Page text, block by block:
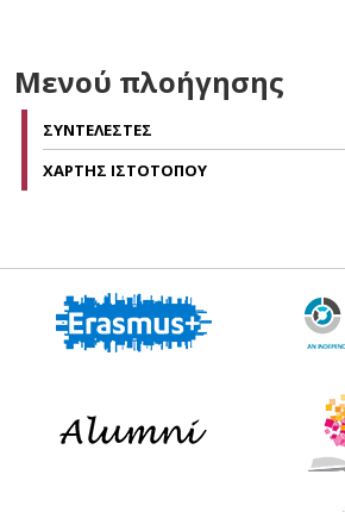
Μενού πλοήγησης
ΣΥΝΤΕΛΕΣΤΕΣ
ΧΑΡΤΗΣ ΙΣΤΟΤΟΠΟΥ